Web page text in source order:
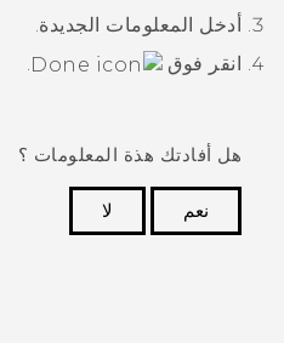
أدخل المعلومات الجديدة.
انقر فوق
.
هل أفادتك هذة المعلومات ؟
نعم
لا